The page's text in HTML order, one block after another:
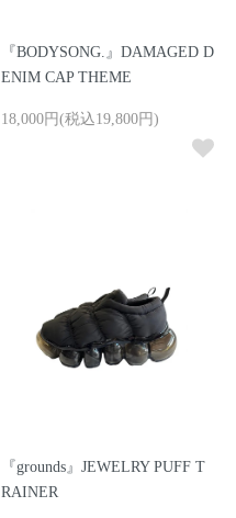
『BODYSONG.』DAMAGED D
ENIM CAP THEME
18,000円(税込19,800円)
『grounds』JEWELRY PUFF T
RAINER